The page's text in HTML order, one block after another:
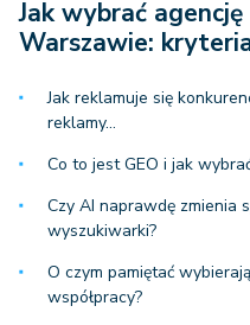
Jak wybrać
Warszawie:
Jak reklamuje się
reklamy…
Co to jest GEO i jak
Czy AI naprawdę zmienia
wyszukiwarki?
O czym pamiętać
współpracy?